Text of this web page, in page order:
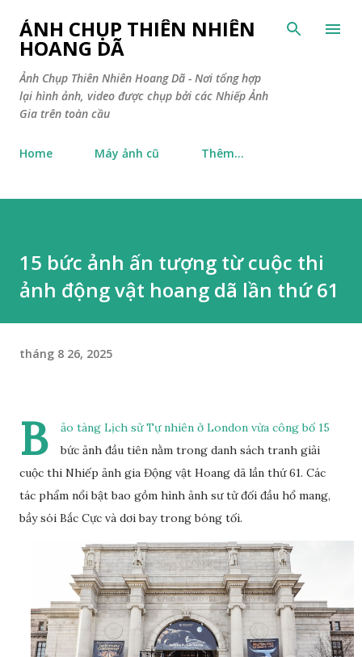
Chuyển đến nội dung chính
ẢNH CHỤP THIÊN NHIÊN
HOANG DÃ
Ảnh Chụp Thiên Nhiên Hoang Dã - Nơi tổng hợp
lại hình ảnh, video được chụp bởi các Nhiếp Ảnh
Gia trên toàn cầu
Home Máy ảnh cũ Thêm…
15 bức ảnh ấn tượng từ cuộc thi
ảnh động vật hoang dã lần thứ 61
tháng 8 26, 2025
B
ảo tàng Lịch sử Tự nhiên ở London vừa công bố 15
bức ảnh đầu tiên nằm trong danh sách tranh giải
cuộc thi Nhiếp ảnh gia Động vật Hoang dã lần thứ 61. Các
tác phẩm nổi bật bao gồm hình ảnh sư tử đối đầu hổ mang,
bầy sói Bắc Cực và dơi bay trong bóng tối.